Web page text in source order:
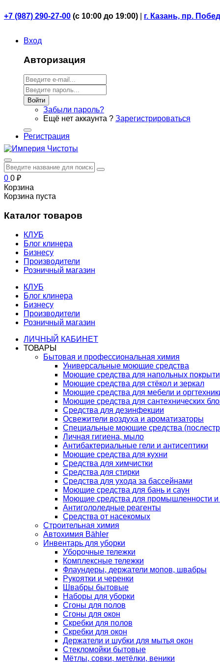
+7 (987) 290-27-00 (с 10:00 до 19:00) г. Казань, пр.
Вход
Авторизация
Войти
Забыли пароль?
Ещё нет аккаунта ? Зарегистрироваться
Регистрация
0 0 ₽
Корзина
Корзина пуста
Каталог товаров
КЛУБ
Блог клинера
Бизнесу
Производители
Розничный магазин
КЛУБ
Блог клинера
Бизнесу
Производители
Розничный магазин
ЛИЧНЫЙ КАБИНЕТ
ТОВАРЫ
Бытовая и профессиональная химия
Универсальные моющие средства
Моющие средства для напольных
Моющие средства для стёкол и зеркал
Моющие средства для мебели и
Моющие средства для сантехнических
Средства для дезинфекции
Освежители воздуха и ароматизаторы
Специальные моющие средства
Личная гигиена, мыло
Антибактериальные гели и антисептики
Моющие средства для кухни
Средства для химчистки
Средства для стирки
Средства для ухода за бассейнами
Моющие средства для бань и саун
Моющие средства для промышленности и
Антигололедные реагенты
Средства от насекомых
Строительная химия
Автохимия Bähler
Инвентарь для уборки
Уборочные тележки
Комплексные тележки
Флаундеры, держатели мопов, швабры
Рукоятки и черенки
Швабры бытовые
Наборы для уборки
Сгоны для полов
Сгоны для окон
Скребки для полов
Скребки для окон
Держатели и шубки для мытья окон
Стекломойки бытовые
Мётлы, совки, метёлки, веники